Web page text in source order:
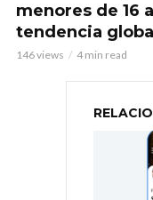
menores de 16
tendencia
146 views 4 min read